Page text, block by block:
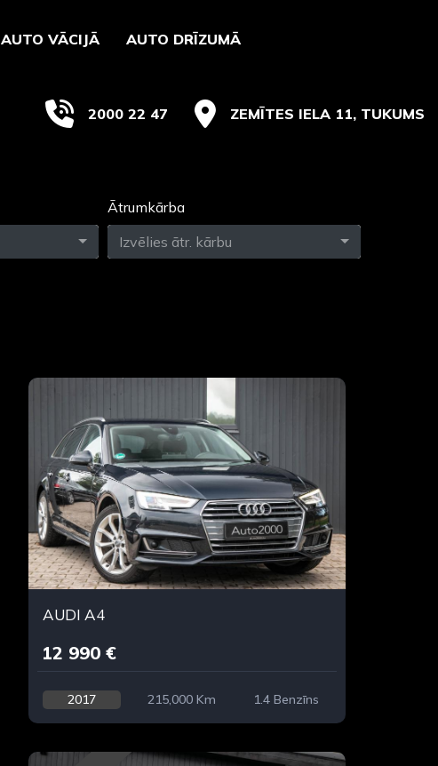
AUTO VĀCIJĀ AUTO DRĪZUMĀ
2000 22 47 ZEMĪTES IELA 11, TUKUMS
Ātrumkārba
Izvēlies ātr. kārbu
AUDI A4
12 990 €
2017 215,000 Km 1.4 Benzīns